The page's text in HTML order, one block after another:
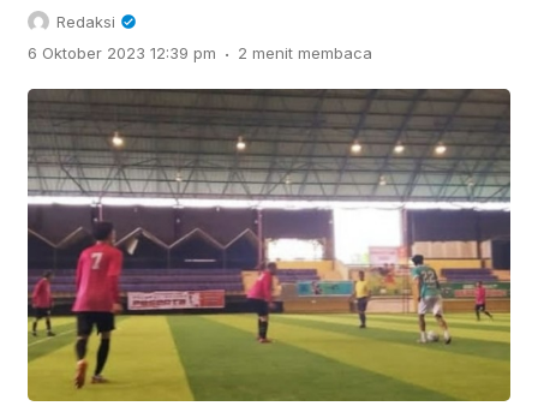
Redaksi
6 Oktober 2023 12:39 pm . 2 menit membaca